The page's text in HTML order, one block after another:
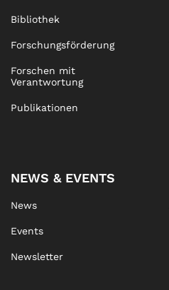
Bibliothek
Forschungsförderung
Forschen mit
Verantwortung
Publikationen
NEWS & EVENTS
News
Events
Newsletter